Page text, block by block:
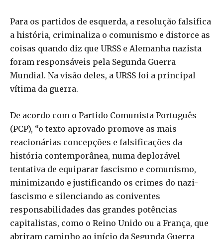
Para os partidos de esquerda, a resolução falsifica
a história, criminaliza o comunismo e distorce as
coisas quando diz que URSS e Alemanha nazista
foram responsáveis pela Segunda Guerra
Mundial. Na visão deles, a URSS foi a principal
vítima da guerra.
De acordo com o Partido Comunista Português
(PCP), “o texto aprovado promove as mais
reacionárias concepções e falsificações da
história contemporânea, numa deplorável
tentativa de equiparar fascismo e comunismo,
minimizando e justificando os crimes do nazi-
fascismo e silenciando as coniventes
responsabilidades das grandes potências
capitalistas, como o Reino Unido ou a França, que
abriram caminho ao início da Segunda Guerra